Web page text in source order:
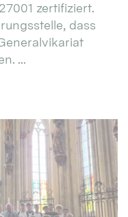
zertifiziert.
dass
...